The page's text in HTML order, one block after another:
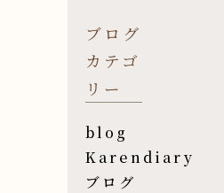
ブログ
カテゴ
リー
blog
Karendiary
ブログ